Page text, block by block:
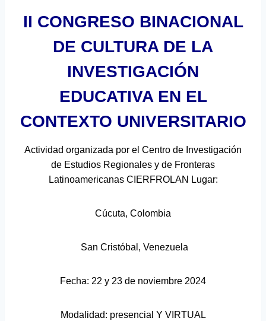
II CONGRESO BINACIONAL
DE CULTURA DE LA
INVESTIGACIÓN
EDUCATIVA EN EL
CONTEXTO UNIVERSITARIO
Actividad organizada por el Centro de Investigación
de Estudios Regionales y de Fronteras
Latinoamericanas CIERFROLAN Lugar:
Cúcuta, Colombia
San Cristóbal, Venezuela
Fecha: 22 y 23 de noviembre 2024
Modalidad: presencial Y VIRTUAL